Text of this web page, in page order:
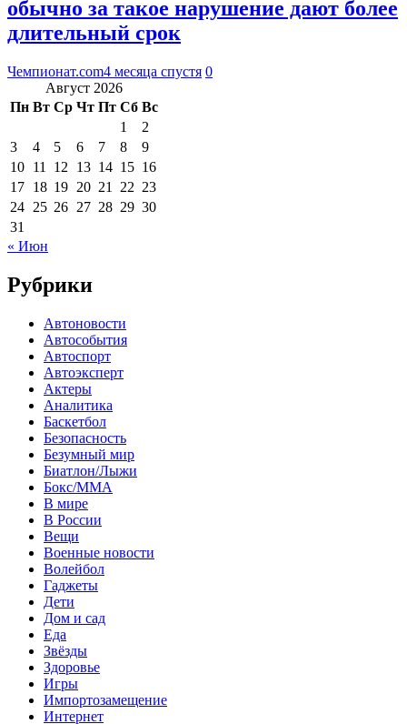
обычно за такое нарушение дают более
длительный срок
Чемпионат.com4 месяца спустя 0
Август 2026
Пн Вт Ср Чт Пт Сб Вс
1
2
3
4 5 6 7 8
9
10 11 12 13 14 15 16
17 18 19 20 21 22 23
24 25 26 27 28 29 30
31
« Июн
Рубрики
Автоновости
Автособытия
Автоспорт
Автоэксперт
Актеры
Аналитика
Баскетбол
Безопасность
Безумный мир
Биатлон/Лыжи
Бокс/MMA
В мире
В России
Вещи
Военные новости
Волейбол
Гаджеты
Дети
Дом и сад
Еда
Звёзды
Здоровье
Игры
Импортозамещение
Интернет